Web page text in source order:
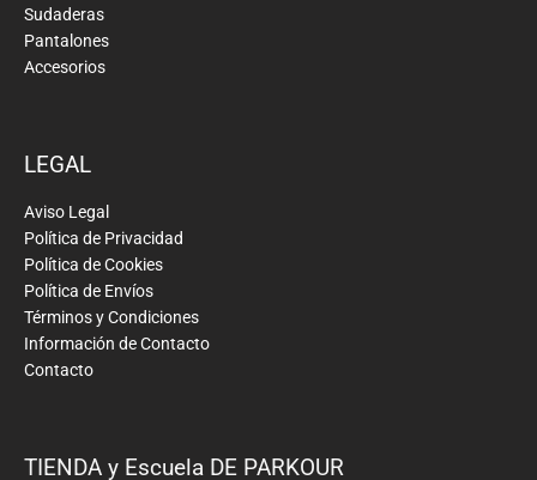
Sudaderas
Pantalones
Accesorios
LEGAL
Aviso Legal
Política de Privacidad
Política de Cookies
Política de Envíos
Términos y Condiciones
Información de Contacto
Contacto
TIENDA y Escuela DE PARKOUR